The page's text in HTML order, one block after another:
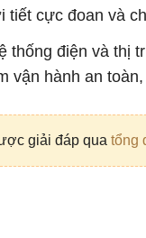
cực đoan và
thống điện và
vận hành an
giải đáp qua tổng